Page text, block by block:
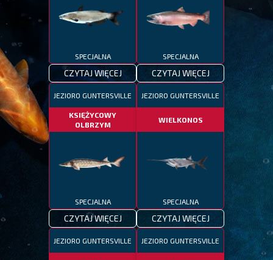
SPECJALNA
CZYTAJ WIĘCEJ
SPECJALNA
CZYTAJ WIĘCEJ
JEZIORO GUNTERSVILLE
KSIĘŻYCOWY
OLBRZYM
SPECJALNA
CZYTAJ WIĘCEJ
JEZIORO GUNTERSVILLE
WIELKONOS
SPECJALNA
CZYTAJ WIĘCEJ
JEZIORO GUNTERSVILLE JEZIORO GUNTERSVILLE